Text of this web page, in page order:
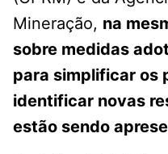
Mineração, na
sobre medidas
para simplificar os
identificar novas
estão sendo